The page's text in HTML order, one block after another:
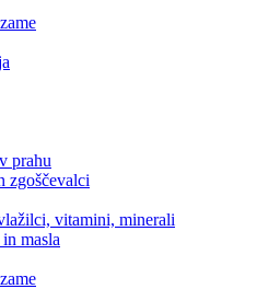
prahu
zgoščevalci
vitamini, minerali
masla